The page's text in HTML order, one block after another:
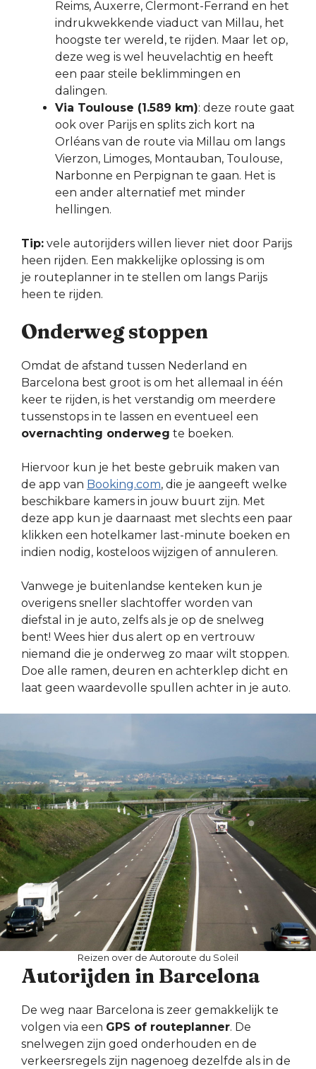
Reims, Auxerre, Clermont-Ferrand en het
indrukwekkende viaduct van Millau, het
hoogste ter wereld, te rijden. Maar let op,
deze weg is wel heuvelachtig en heeft
een paar steile beklimmingen en
dalingen.
Via Toulouse (1.589 km): deze route gaat
ook over Parijs en splits zich kort na
Orléans van de route via Millau om langs
Vierzon, Limoges, Montauban, Toulouse,
Narbonne en Perpignan te gaan. Het is
een ander alternatief met minder
hellingen.
Tip: vele autorijders willen liever niet door Parijs
heen rijden. Een makkelijke oplossing is om
je routeplanner in te stellen om langs Parijs
heen te rijden.
Onderweg stoppen
Omdat de afstand tussen Nederland en
Barcelona best groot is om het allemaal in één
keer te rijden, is het verstandig om meerdere
tussenstops in te lassen en eventueel een
overnachting onderweg te boeken.
Hiervoor kun je het beste gebruik maken van
de app van Booking.com, die je aangeeft welke
beschikbare kamers in jouw buurt zijn. Met
deze app kun je daarnaast met slechts een paar
klikken een hotelkamer last-minute boeken en
indien nodig, kosteloos wijzigen of annuleren.
Vanwege je buitenlandse kenteken kun je
overigens sneller slachtoffer worden van
diefstal in je auto, zelfs als je op de snelweg
bent! Wees hier dus alert op en vertrouw
niemand die je onderweg zo maar wilt stoppen.
Doe alle ramen, deuren en achterklep dicht en
laat geen waardevolle spullen achter in je auto.
Reizen over de Autoroute du Soleil
Autorijden in Barcelona
De weg naar Barcelona is zeer gemakkelijk te
volgen via een GPS of routeplanner. De
snelwegen zijn goed onderhouden en de
verkeersregels zijn nagenoeg dezelfde als in de